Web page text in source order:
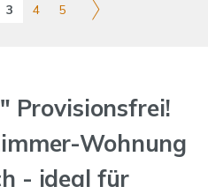
3 4 5
Provisionsfrei!
Wohnung
- ideal für